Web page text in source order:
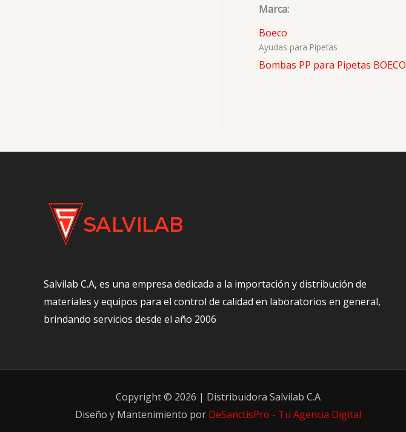
Marca:
Boeco
Ayudas para Pipetas
Bombas PP para Pipetas BOECO
Salvilab C.A, es una empresa dedicada a la importación y distribución de
materiales y equipos para el control de calidad en laboratorios en general,
brindando servicios desde el año 2006
Copyright © 2026 | Distribuidora Salvilab C.A
Diseño y Mantenimiento por DeSanctisPro - Tu Agencia Digital